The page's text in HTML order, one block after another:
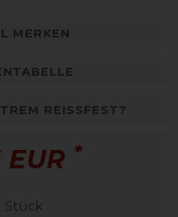
MERKEN
REISSFEST?
EUR *
Stück